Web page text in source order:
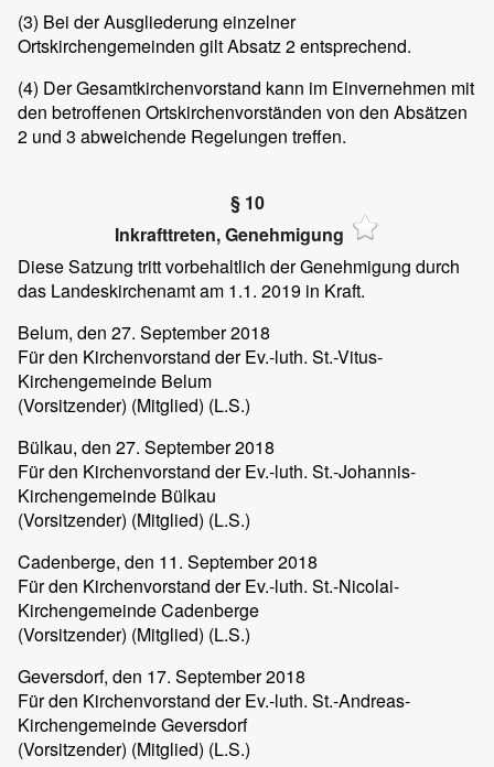
(3) Bei der Ausgliederung einzelner
Ortskirchengemeinden gilt Absatz 2 entsprechend.
(4) Der Gesamtkirchenvorstand kann im Einvernehmen mit
den betroffenen Ortskirchenvorständen von den Absätzen
2 und 3 abweichende Regelungen treffen.
§ 10
Inkrafttreten, Genehmigung
Diese Satzung tritt vorbehaltlich der Genehmigung durch
das Landeskirchenamt am 1.1. 2019 in Kraft.
Belum, den 27. September 2018
Für den Kirchenvorstand der Ev.-luth. St.-Vitus-
Kirchengemeinde Belum
(Vorsitzender) (Mitglied) (L.S.)
Bülkau, den 27. September 2018
Für den Kirchenvorstand der Ev.-luth. St.-Johannis-
Kirchengemeinde Bülkau
(Vorsitzender) (Mitglied) (L.S.)
Cadenberge, den 11. September 2018
Für den Kirchenvorstand der Ev.-luth. St.-Nicolai-
Kirchengemeinde Cadenberge
(Vorsitzender) (Mitglied) (L.S.)
Geversdorf, den 17. September 2018
Für den Kirchenvorstand der Ev.-luth. St.-Andreas-
Kirchengemeinde Geversdorf
(Vorsitzender) (Mitglied) (L.S.)